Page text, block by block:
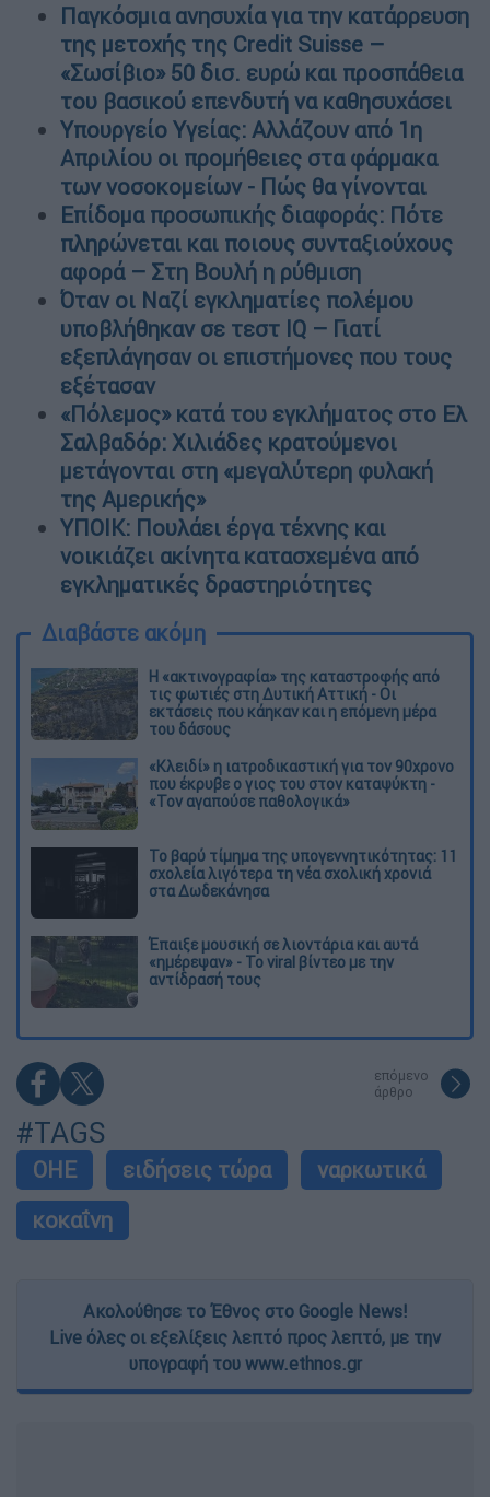
Παγκόσμια ανησυχία για την κατάρρευση
της μετοχής της Credit Suisse –
«Σωσίβιο» 50 δισ. ευρώ και προσπάθεια
του βασικού επενδυτή να καθησυχάσει
Υπουργείο Υγείας: Αλλάζουν από 1η
Απριλίου οι προμήθειες στα φάρμακα
των νοσοκομείων - Πώς θα γίνονται
Επίδομα προσωπικής διαφοράς: Πότε
πληρώνεται και ποιους συνταξιούχους
αφορά – Στη Βουλή η ρύθμιση
Όταν οι Ναζί εγκληματίες πολέμου
υποβλήθηκαν σε τεστ IQ – Γιατί
εξεπλάγησαν οι επιστήμονες που τους
εξέτασαν
«Πόλεμος» κατά του εγκλήματος στο Ελ
Σαλβαδόρ: Χιλιάδες κρατούμενοι
μετάγονται στη «μεγαλύτερη φυλακή
της Αμερικής»
YΠΟΙΚ: Πουλάει έργα τέχνης και
νοικιάζει ακίνητα κατασχεμένα από
εγκληματικές δραστηριότητες
Διαβάστε ακόμη
Η «ακτινογραφία» της καταστροφής από
τις φωτιές στη Δυτική Αττική - Οι
εκτάσεις που κάηκαν και η επόμενη μέρα
του δάσους
«Κλειδί» η ιατροδικαστική για τον 90χρονο
που έκρυβε ο γιος του στον καταψύκτη -
«Τον αγαπούσε παθολογικά»
Το βαρύ τίμημα της υπογεννητικότητας: 11
σχολεία λιγότερα τη νέα σχολική χρονιά
στα Δωδεκάνησα
Έπαιξε μουσική σε λιοντάρια και αυτά
«ημέρεψαν» - Το viral βίντεο με την
αντίδρασή τους
επόμενο
άρθρο
#TAGS
OHE ειδήσεις τώρα
ναρκωτικά
κοκαΐνη
Ακολούθησε το Έθνος στο Google News!
Live όλες οι εξελίξεις λεπτό προς λεπτό, με την
υπογραφή του www.ethnos.gr